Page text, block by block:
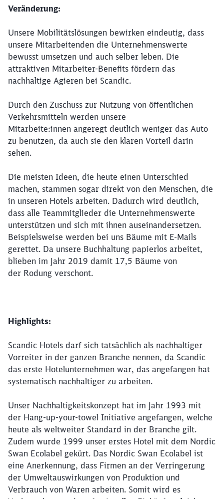
Veränderung:
Unsere Mobilitätslösungen bewirken eindeutig, dass
unsere Mitarbeitenden die Unternehmenswerte
bewusst umsetzen und auch selber leben. Die
attraktiven Mitarbeiter-Benefits fördern das
nachhaltige Agieren bei Scandic.
Durch den Zuschuss zur Nutzung von öffentlichen
Verkehrsmitteln werden unsere
Mitarbeite:innen angeregt deutlich weniger das Auto
zu benutzen, da auch sie den klaren Vorteil darin
sehen.
Die meisten Ideen, die heute einen Unterschied
machen, stammen sogar direkt von den Menschen, die
in unseren Hotels arbeiten. Dadurch wird deutlich,
dass alle Teammitglieder die Unternehmenswerte
unterstützen und sich mit ihnen auseinandersetzen.
Beispielsweise werden bei uns Bäume mit E-Mails
gerettet. Da unsere Buchhaltung papierlos arbeitet,
blieben im Jahr 2019 damit 17,5 Bäume von
der Rodung verschont.
Highlights:
Scandic Hotels darf sich tatsächlich als nachhaltiger
Vorreiter in der ganzen Branche nennen, da Scandic
das erste Hotelunternehmen war, das angefangen hat
systematisch nachhaltiger zu arbeiten.
Unser Nachhaltigkeitskonzept hat im Jahr 1993 mit
der Hang-up-your-towel Initiative angefangen, welche
heute als weltweiter Standard in der Branche gilt.
Zudem wurde 1999 unser erstes Hotel mit dem Nordic
Swan Ecolabel gekürt. Das Nordic Swan Ecolabel ist
eine Anerkennung, dass Firmen an der Verringerung
der Umweltauswirkungen von Produktion und
Verbrauch von Waren arbeiten. Somit wird es
Schließen
Möchten Sie zuweitergeleitet
werden?
Abbrechen Weiter